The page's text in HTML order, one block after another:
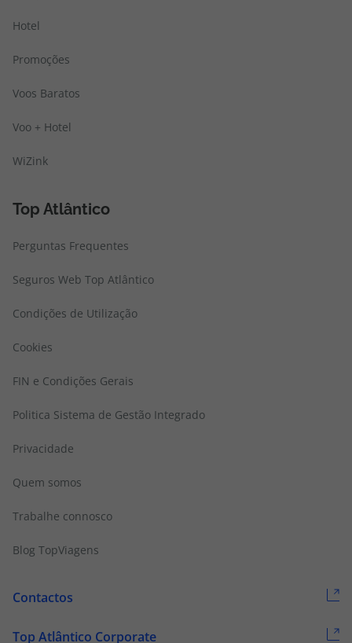
Hotel
Promoções
Voos Baratos
Voo + Hotel
WiZink
Top Atlântico
Perguntas Frequentes
Seguros Web Top Atlântico
Condições de Utilização
Cookies
FIN e Condições Gerais
Politica Sistema de Gestão Integrado
Privacidade
Quem somos
Trabalhe connosco
Blog TopViagens
Contactos
Top Atlântico Corporate